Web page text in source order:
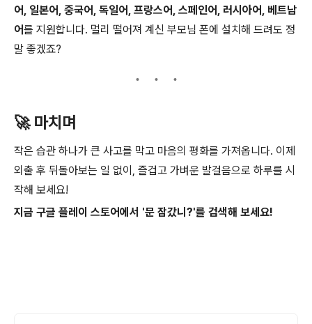
어, 일본어, 중국어, 독일어, 프랑스어, 스페인어, 러시아어, 베트남
어를 지원합니다. 멀리 떨어져 계신 부모님 폰에 설치해 드려도 정
말 좋겠죠?
🚀 마치며
작은 습관 하나가 큰 사고를 막고 마음의 평화를 가져옵니다. 이제
외출 후 뒤돌아보는 일 없이, 즐겁고 가벼운 발걸음으로 하루를 시
작해 보세요!
지금 구글 플레이 스토어에서 '문 잠갔니?'를 검색해 보세요!